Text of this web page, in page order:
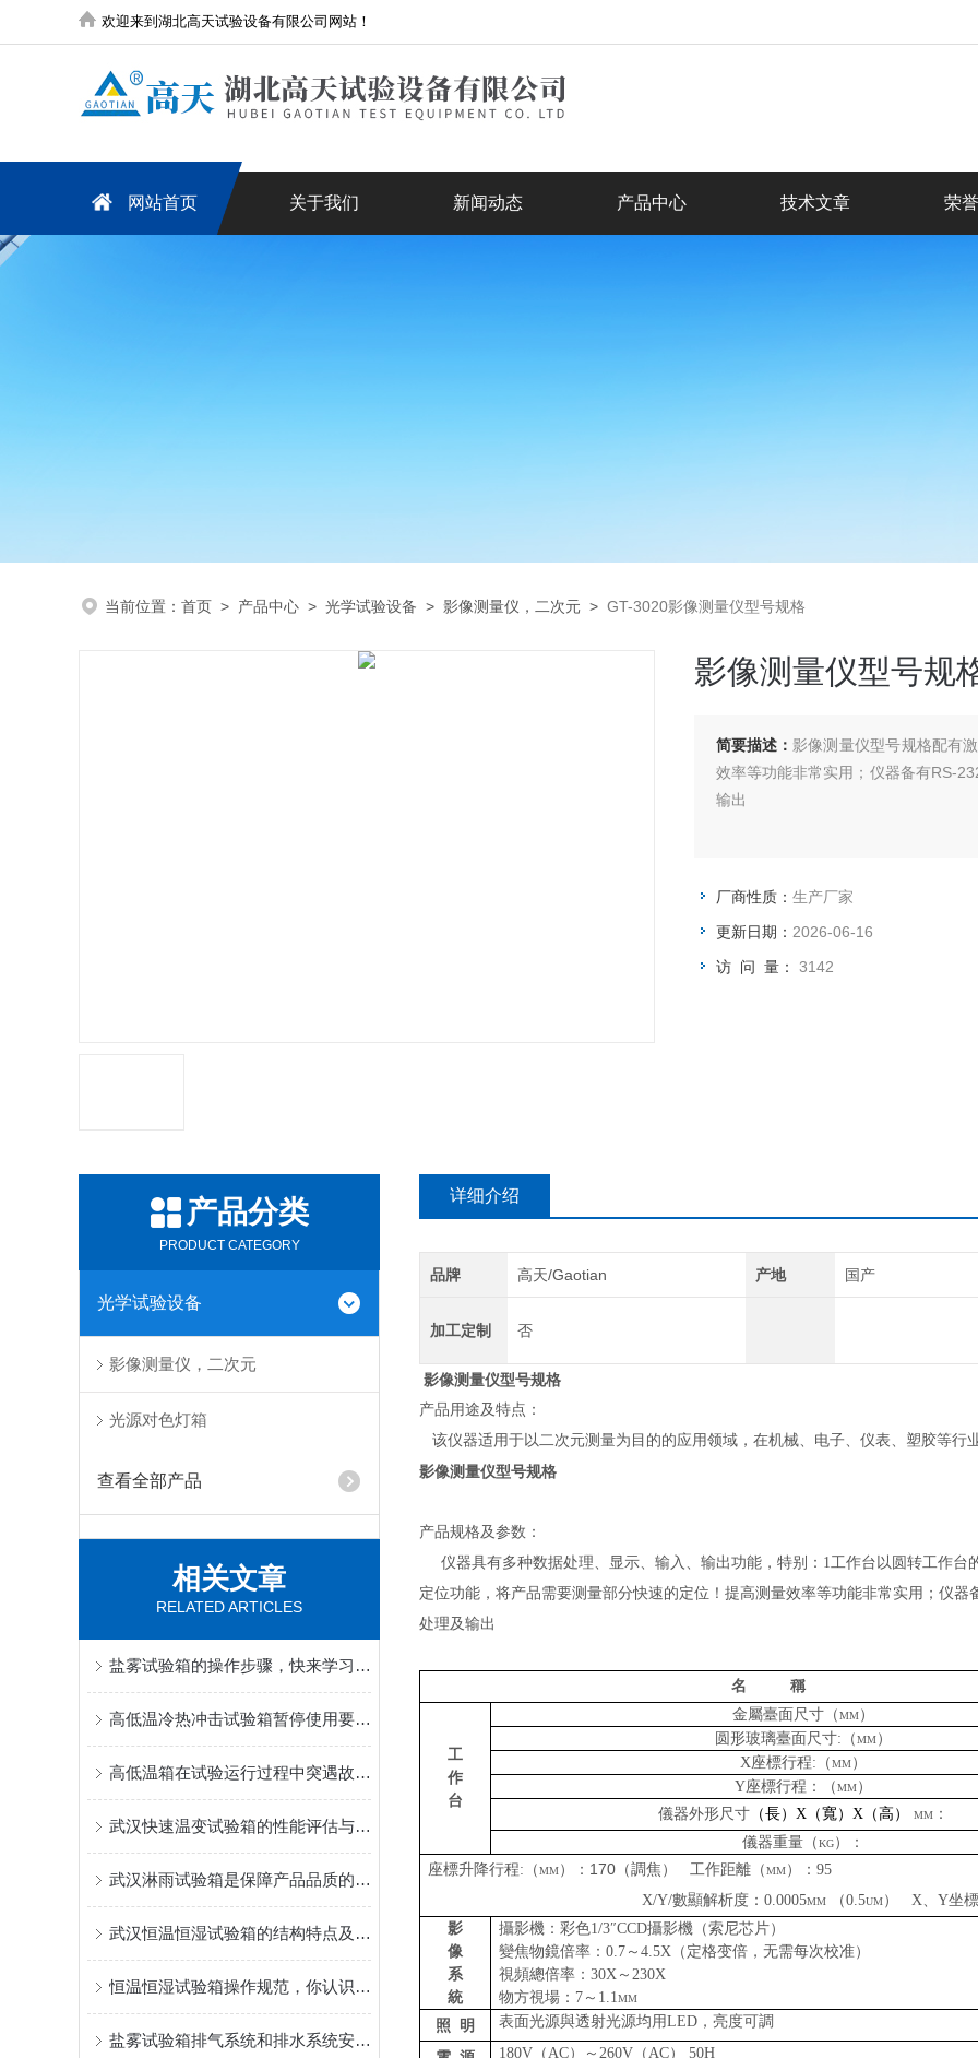
欢迎来到湖北高天试验设备有限公司网站！
网站首页 关于我们 新闻动态 产品中心 技术文章 荣
当前位置： 首页 > 产品中心 > 光学试验设备 > 影像测量仪，二次元 > GT-3020影像测量仪型号规格
影像测量仪型号规
简要描述： 影像测量仪型号规格配有
效率等功能非常实用；仪器备有RS-
输出
厂商性质： 生产厂家
更新日期： 2026-06-16
访 问 量： 3142
产品分类
PRODUCT CATEGORY
光学试验设备
影像测量仪，二次元
光源对色灯箱
查看全部产品
相关文章
RELATED ARTICLES
盐雾试验箱的操作步骤，快来学习下吧！
高低温冷热冲击试验箱暂停使用要做哪些工作？
高低温箱在试验运行过程中突遇故障时如何处理
武汉快速温变试验箱的性能评估与优化
武汉淋雨试验箱是保障产品品质的关键一环
武汉恒温恒湿试验箱的结构特点及制作材料
恒温恒湿试验箱操作规范，你认识了几点？
盐雾试验箱排气系统和排水系统安装要求
详细介绍
品牌 高天/Gaotian 产地 国产
加工定制 否
影像测量仪型号规格
产品用途及特点：
该仪器适用于以二次元测量为目的的应用领域，在机械、电子、仪表、塑胶等行
影像测量仪型号规格
产品规格及参数：
仪器具有多种数据处理、显示、输入、输出功能，特别： 1工作台以圆转工作台
定位功能，将产品需要测量部分快速的定位！提高测量效率等功能非常实用；仪器
处理及输出
名 稱
工
作
台
金屬臺面尺寸 （mm）
圆形玻璃臺面尺寸:（mm）
X座標行程:（mm）
Y座標行程： （mm）
儀器外形尺寸 （長）Х（寬）Х（高 ） mm ：
儀器重量（kg）：
座標升降行程:（mm） ： 170 （調焦 ） 工作距離（mm）：95
X/Y/數顯解析度： 0.0005mm （0.5um） X、 Y坐
影
像
系
統
攝影機：彩色1/3″CCD攝影機 （索尼芯片）
變焦物鏡倍率：0.7 ～4.5X （定格变倍，无需每次校准）
視頻總倍率：30X ～230X
物方視場： 7 ～ 1.1mm
照
明 表面光源與透射光源均用LED ，亮度可調
180V （AC）～260V （AC）
50H